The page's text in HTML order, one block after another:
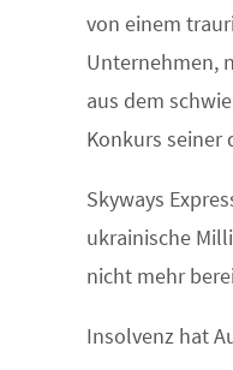
von einem
Unternehmen,
aus dem
Konkurs seiner
Skyways
ukrainische
nicht mehr
Insolvenz hat